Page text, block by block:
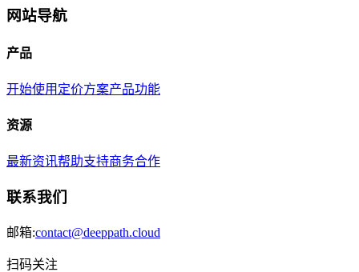
网站导航
产品
开始使用 定价方案产品功能
资源
最新资讯帮助支持商务合作
联系我们
邮箱:contact@deeppath.cloud
扫码关注